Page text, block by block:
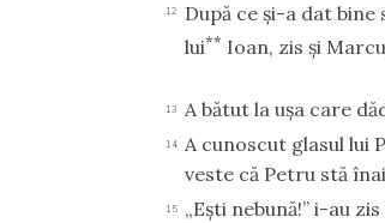
12 După ce şi-a dat
lui** Ioan, zis şi
13 A bătut la uşa care
14
A cunoscut glasul lui
veste că Petru stă
15
„Eşti nebună!” i-au